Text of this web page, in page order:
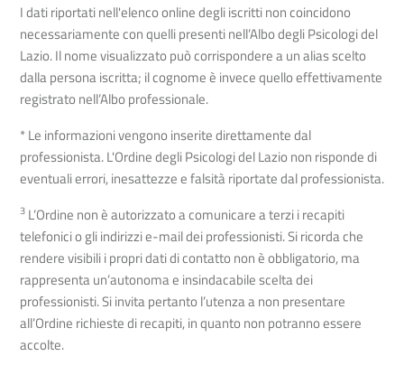
I dati riportati nell'elenco online degli iscritti non coincidono
necessariamente con quelli presenti nell’Albo degli Psicologi del
Lazio. Il nome visualizzato può corrispondere a un alias scelto
dalla persona iscritta; il cognome è invece quello effettivamente
registrato nell’Albo professionale.
* Le informazioni vengono inserite direttamente dal
professionista. L'Ordine degli Psicologi del Lazio non risponde di
eventuali errori, inesattezze e falsità riportate dal professionista.
3 L’Ordine non è autorizzato a comunicare a terzi i recapiti
telefonici o gli indirizzi e-mail dei professionisti. Si ricorda che
rendere visibili i propri dati di contatto non è obbligatorio, ma
rappresenta un’autonoma e insindacabile scelta dei
professionisti. Si invita pertanto l’utenza a non presentare
all’Ordine richieste di recapiti, in quanto non potranno essere
accolte.